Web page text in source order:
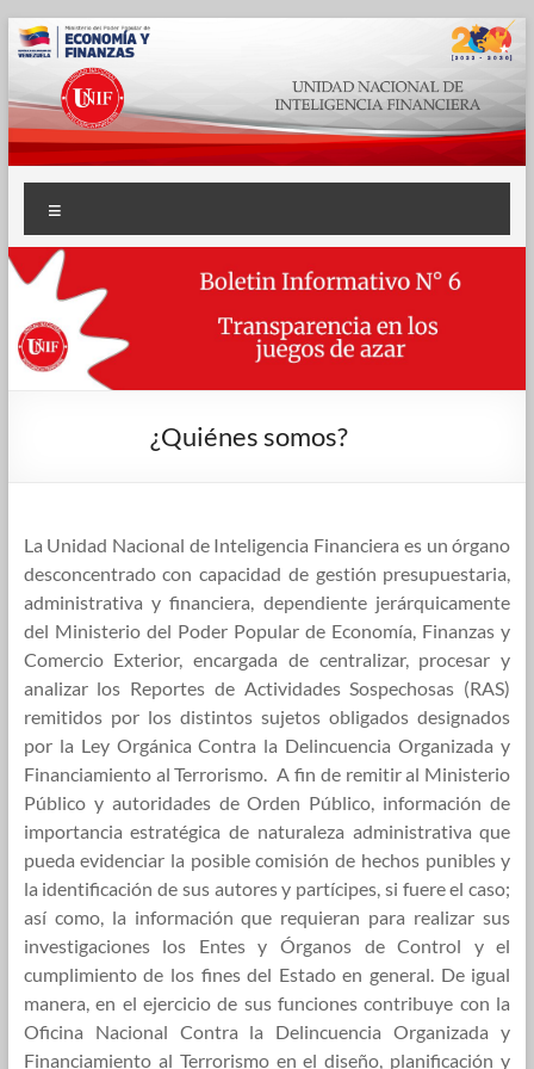
Saltar
al
contenido
Unidad
Nacional
de
Inteligencia
Financiera
Unidad
Nacional
de
Inteligencia
Financiera
de
Venezuela
¿Quiénes somos?
La Unidad Nacional de Inteligencia Financiera es un órgano
desconcentrado con capacidad de gestión presupuestaria,
administrativa y financiera, dependiente jerárquicamente
del Ministerio del Poder Popular de Economía, Finanzas y
Comercio Exterior, encargada de centralizar, procesar y
analizar los Reportes de Actividades Sospechosas (RAS)
remitidos por los distintos sujetos obligados designados
por la Ley Orgánica Contra la Delincuencia Organizada y
Financiamiento al Terrorismo. A fin de remitir al Ministerio
Público y autoridades de Orden Público, información de
importancia estratégica de naturaleza administrativa que
pueda evidenciar la posible comisión de hechos punibles y
la identificación de sus autores y partícipes, si fuere el caso;
así como, la información que requieran para realizar sus
investigaciones los Entes y Órganos de Control y el
cumplimiento de los fines del Estado en general. De igual
manera, en el ejercicio de sus funciones contribuye con la
Oficina Nacional Contra la Delincuencia Organizada y
Financiamiento al Terrorismo en el diseño, planificación y